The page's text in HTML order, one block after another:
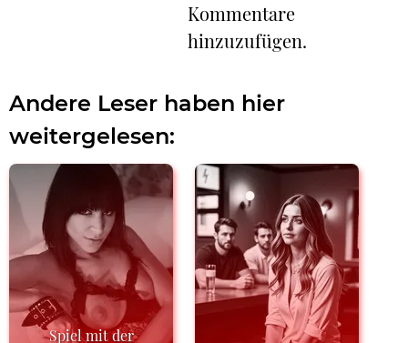
Kommentare
hinzuzufügen.
Andere Leser haben hier
weitergelesen:
Spiel mit der